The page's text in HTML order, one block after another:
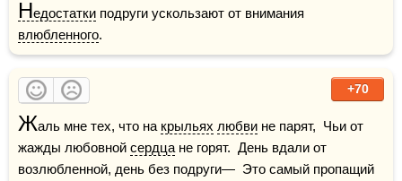
Недостатки
влюбленного.
+70
Жаль мне тех, что на крыльях любви не парят,  Чьи от
жажды любовной сердца не горят.  День вдали от
возлюбленной, день без подруги—  Это самый пропащий